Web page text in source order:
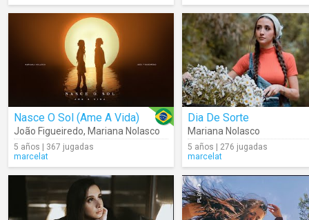
Nasce O Sol (Ame A Vida)
João Figueiredo, Mariana Nolasco
5 años | 367 jugadas
marcelat
Dia De Sorte
Mariana Nolasco
5 años | 276 jugadas
marcelat